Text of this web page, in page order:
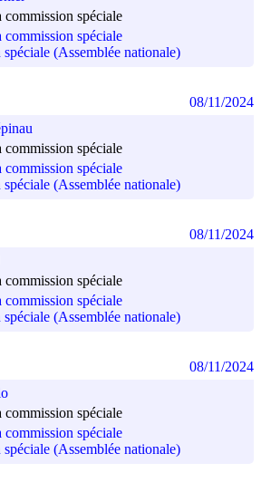
commission spéciale
commission spéciale
(Assemblée nationale)
commission spéciale
commission spéciale
(Assemblée nationale)
08/11/2024
commission spéciale
commission spéciale
(Assemblée nationale)
08/11/2024
commission spéciale
commission spéciale
(Assemblée nationale)
08/11/2024